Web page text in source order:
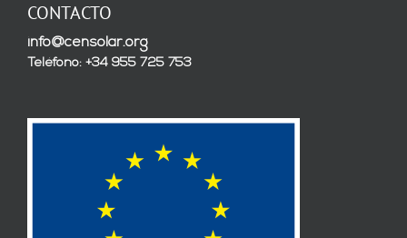
CONTACTO
info@censolar.org
Teléfono: +34 955 725 753